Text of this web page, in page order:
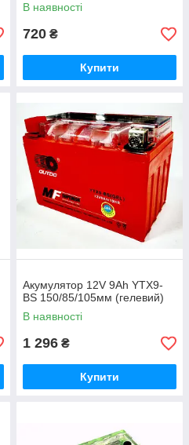
В наявності
720 ₴
Купити
Акумулятор 12V 9Аһ YTX9-
BS 150/85/105мм (гелевий)
В наявності
1 296 ₴
Купити